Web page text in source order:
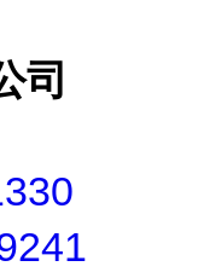
司